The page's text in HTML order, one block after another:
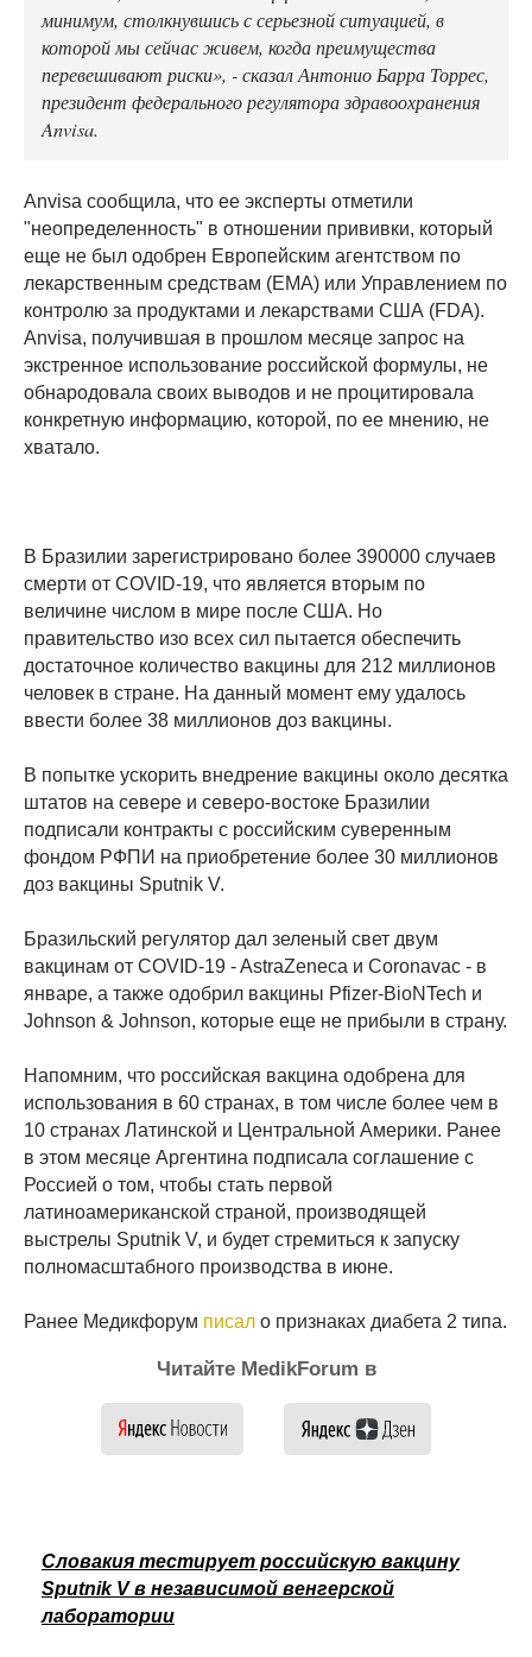
минимум, столкнувшись с серьезной ситуацией, в
которой мы сейчас живем, когда преимущества
перевешивают риски», - сказал Антонио Барра Торрес,
президент федерального регулятора здравоохранения
Anvisa.
Anvisa сообщила, что ее эксперты отметили
"неопределенность" в отношении прививки, который
еще не был одобрен Европейским агентством по
лекарственным средствам (EMA) или Управлением по
контролю за продуктами и лекарствами США (FDA).
Anvisa, получившая в прошлом месяце запрос на
экстренное использование российской формулы, не
обнародовала своих выводов и не процитировала
конкретную информацию, которой, по ее мнению, не
хватало.
В Бразилии зарегистрировано более 390000 случаев
смерти от COVID-19, что является вторым по
величине числом в мире после США. Но
правительство изо всех сил пытается обеспечить
достаточное количество вакцины для 212 миллионов
человек в стране. На данный момент ему удалось
ввести более 38 миллионов доз вакцины.
В попытке ускорить внедрение вакцины около десятка
штатов на севере и северо-востоке Бразилии
подписали контракты с российским суверенным
фондом РФПИ на приобретение более 30 миллионов
доз вакцины Sputnik V.
Бразильский регулятор дал зеленый свет двум
вакцинам от COVID-19 - AstraZeneca и Coronavac - в
январе, а также одобрил вакцины Pfizer-BioNTech и
Johnson & Johnson, которые еще не прибыли в страну.
Напомним, что российская вакцина одобрена для
использования в 60 странах, в том числе более чем в
10 странах Латинской и Центральной Америки. Ранее
в этом месяце Аргентина подписала соглашение с
Россией о том, чтобы стать первой
латиноамериканской страной, производящей
выстрелы Sputnik V, и будет стремиться к запуску
полномасштабного производства в июне.
Ранее Медикфорум писал о признаках диабета 2 типа.
Читайте MedikForum в
Словакия тестирует российскую вакцину
Sputnik V в независимой венгерской
лаборатории